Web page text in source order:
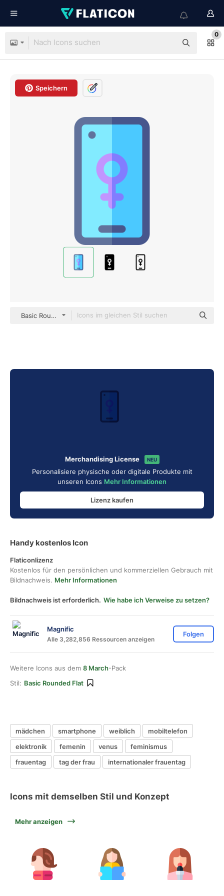
0
Speichern
Basic Rounded Flat
Merchandising License NEU
Personalisiere physische oder digitale Produkte mit
unseren Icons Mehr Informationen
Lizenz kaufen
Handy kostenlos Icon
Flaticonlizenz
Kostenlos für den persönlichen und kommerziellen Gebrauch mit
Bildnachweis. Mehr Informationen
Bildnachweis ist erforderlich. Wie habe ich Verweise zu setzen?
Magnific
Alle 3,282,856 Ressourcen anzeigen
Folgen
Weitere Icons aus dem 8 March-Pack
Stil: Basic Rounded Flat
mädchen smartphone weiblich
mobiltelefon
elektronik
femenin venus
feminismus
frauentag
tag der frau internationaler frauentag
Icons mit demselben Stil und Konzept
Mehr anzeigen